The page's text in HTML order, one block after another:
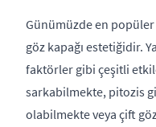
Günümüzde en
göz kapağı estetiğidir.
faktörler gibi çeşitli
sarkabilmekte, pitozis
olabilmekte veya çift